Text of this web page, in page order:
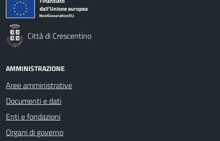
Città di Crescentino
AMMINISTRAZIONE
Aree amministrative
Documenti e dati
Enti e fondazioni
Organi di governo